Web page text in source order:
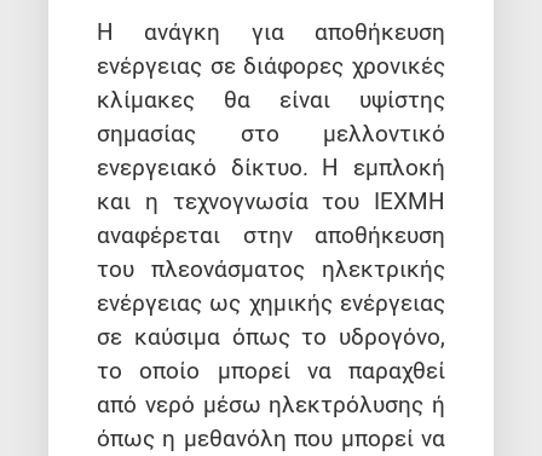
Η ανάγκη για αποθήκευση
ενέργειας σε διάφορες χρονικές
κλίμακες θα είναι υψίστης
σημασίας στο μελλοντικό
ενεργειακό δίκτυο. Η εμπλοκή
και η τεχνογνωσία του ΙΕΧΜΗ
αναφέρεται στην αποθήκευση
του πλεονάσματος ηλεκτρικής
ενέργειας ως χημικής ενέργειας
σε καύσιμα όπως το υδρογόνο,
το οποίο μπορεί να παραχθεί
από νερό μέσω ηλεκτρόλυσης ή
όπως η μεθανόλη που μπορεί να